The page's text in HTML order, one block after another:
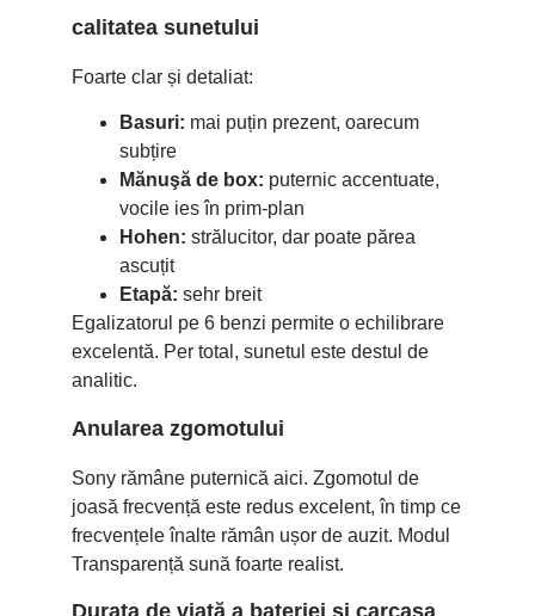
calitatea sunetului
Foarte clar și detaliat:
Basuri: mai puțin prezent, oarecum
subțire
Mănuşă de box: puternic accentuate,
vocile ies în prim-plan
Hohen: strălucitor, dar poate părea
ascuțit
Etapă: sehr breit
Egalizatorul pe 6 benzi permite o echilibrare
excelentă. Per total, sunetul este destul de
analitic.
Anularea zgomotului
Sony rămâne puternică aici. Zgomotul de
joasă frecvență este redus excelent, în timp ce
frecvențele înalte rămân ușor de auzit. Modul
Transparență sună foarte realist.